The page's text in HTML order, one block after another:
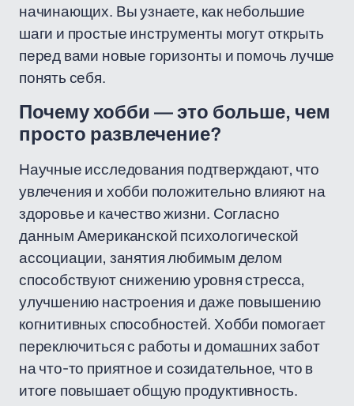
начинающих. Вы узнаете, как небольшие
шаги и простые инструменты могут открыть
перед вами новые горизонты и помочь лучше
понять себя.
Почему хобби — это больше, чем
просто развлечение?
Научные исследования подтверждают, что
увлечения и хобби положительно влияют на
здоровье и качество жизни. Согласно
данным Американской психологической
ассоциации, занятия любимым делом
способствуют снижению уровня стресса,
улучшению настроения и даже повышению
когнитивных способностей. Хобби помогает
переключиться с работы и домашних забот
на что-то приятное и созидательное, что в
итоге повышает общую продуктивность.